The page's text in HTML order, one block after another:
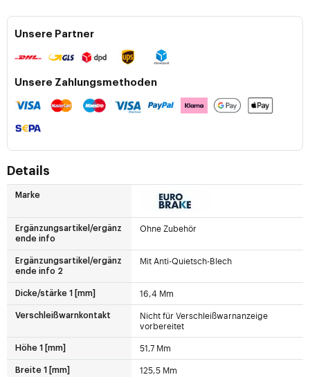
Unsere Partner
Unsere Zahlungsmethoden
Details
Marke
Ergänzungsartikel/ergänz
ende info
Ohne Zubehör
Ergänzungsartikel/ergänz
ende info 2
Mit Anti-Quietsch-Blech
Dicke/stärke 1 [mm] 16,4 Mm
Verschleißwarnkontakt
Nicht für Verschleißwarnanzeige
vorbereitet
Höhe 1 [mm] 51,7 Mm
Breite 1 [mm] 125,5 Mm